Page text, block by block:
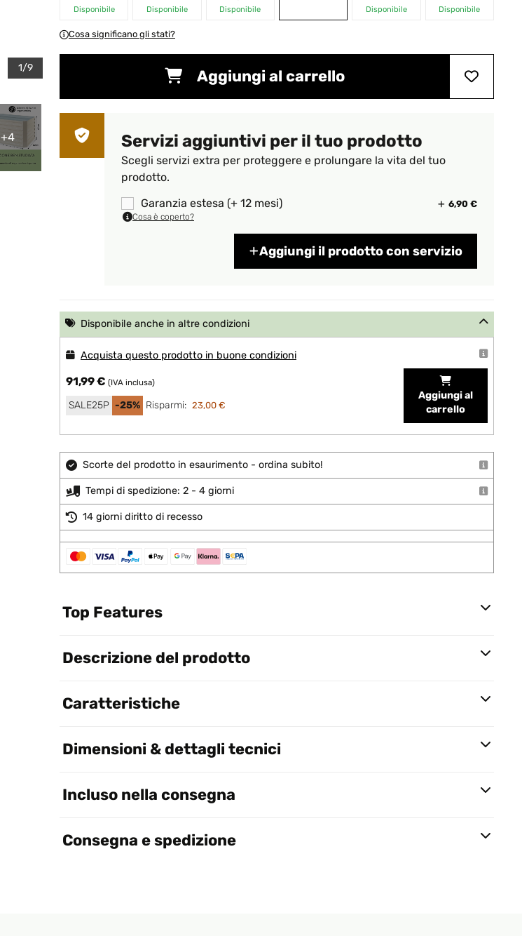
1/9
+4
Disponibile Disponibile Disponibile Disponibile Disponibile
Cosa significano gli stati?
Aggiungi al carrello
Servizi aggiuntivi per il tuo prodotto
Scegli servizi extra per proteggere e prolungare la vita del tuo
prodotto.
Garanzia estesa (+ 12 mesi)
6,90 €
Cosa è coperto?
Aggiungi il prodotto con servizio
Disponibile anche in altre condizioni
Acquista questo prodotto in buone condizioni
91,99 € (IVA inclusa)
SALE25P -25% Risparmi: 23,00 €
Aggiungi al
carrello
Scorte del prodotto in esaurimento - ordina subito!
Tempi di spedizione: 2 - 4 giorni
14 giorni diritto di recesso
Top Features
Descrizione del prodotto
Caratteristiche
Dimensioni & dettagli tecnici
Incluso nella consegna
Consegna e spedizione